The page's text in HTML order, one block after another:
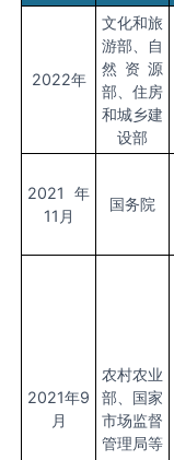
2022年
文化和旅
游部、自
然资源
部、住房
和城乡建
设部
2021年
11月
国务院
2021年9
月
农村农业
部、国家
市场监督
管理局等